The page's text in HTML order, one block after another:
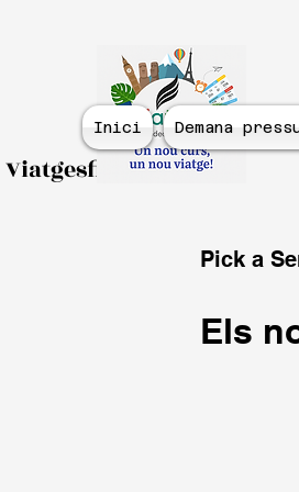
Viatgesfidecurs.com
Inici Demana
Pick a
Els